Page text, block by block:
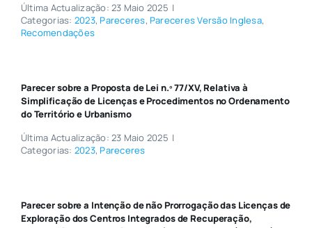
Última Actualização: 23 Maio 2025 |
Categorias: 2023,Pareceres, Pareceres Versão Inglesa,
Recomendações
Parecer sobre a Proposta de Lei n.º 77/XV, Relativa à
Simplificação de Licenças e Procedimentos no Ordenamento
do Território e Urbanismo
Última Actualização: 23 Maio 2025 |
Categorias: 2023,Pareceres
Parecer sobre a Intenção de não Prorrogação das Licenças de
Exploração dos Centros Integrados de Recuperação,